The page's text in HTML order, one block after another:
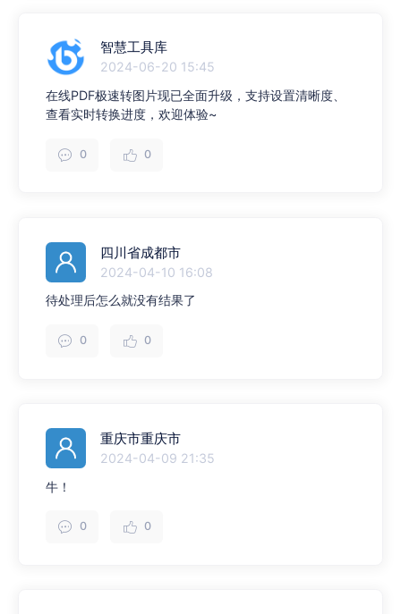
智慧工具库
2024-06-20 15:45
在线PDF极速转图片现已全面升级，支持设置清晰度、
查看实时转换进度，欢迎体验~
0 0
四川省成都市
2024-04-10 16:08
待处理后怎么就没有结果了
0 0
重庆市重庆市
2024-04-09 21:35
牛！
0 0